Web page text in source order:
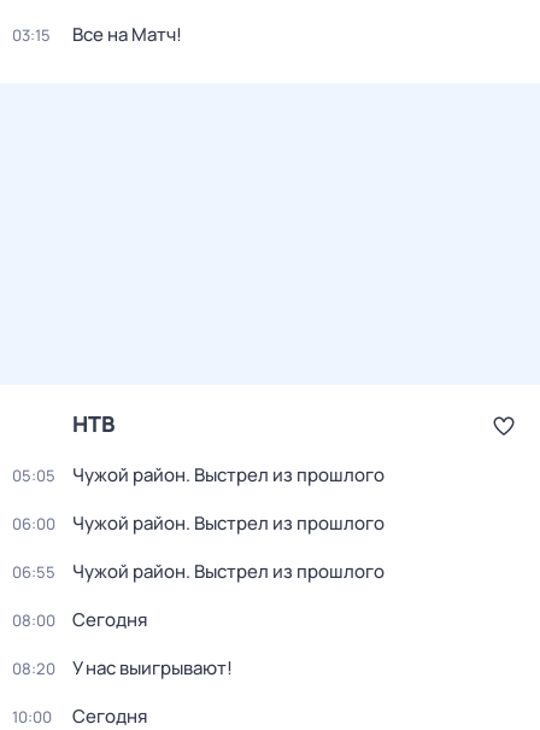
03:15 Все на Матч!
НТВ
05:05 Чужой район. Выстрел из прошлого
06:00 Чужой район. Выстрел из прошлого
06:55 Чужой район. Выстрел из прошлого
08:00 Сегодня
08:20 У нас выигрывают!
10:00 Сегодня